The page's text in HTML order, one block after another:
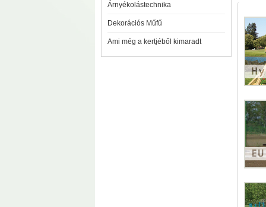
Árnyékolástechnika
Dekorációs Műfű
Ami még a kertjéből kimaradt